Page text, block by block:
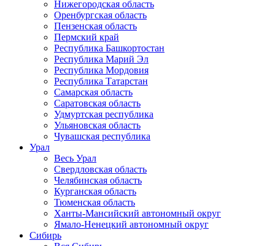
Нижегородская область
Оренбургская область
Пензенская область
Пермский край
Республика Башкортостан
Республика Марий Эл
Республика Мордовия
Республика Татарстан
Самарская область
Саратовская область
Удмуртская республика
Ульяновская область
Чувашская республика
Урал
Весь Урал
Свердловская область
Челябинская область
Курганская область
Тюменская область
Ханты-Мансийский автономный округ
Ямало-Ненецкий автономный округ
Сибирь